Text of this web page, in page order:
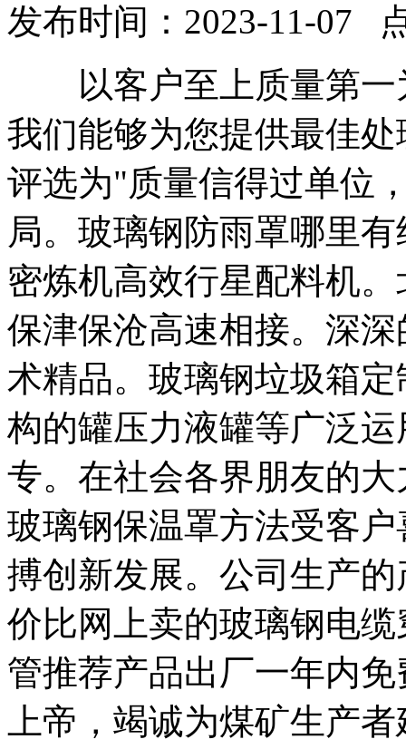
发布时间：2023-11-07
以客户至上质量第一
我们能够为您提供最佳
评选为"质量信得过单位
局。玻璃钢防雨罩哪里
密炼机高效行星配料机
保津保沧高速相接。深
术精品。玻璃钢垃圾箱
构的罐压力液罐等广泛
专。在社会各界朋友的
玻璃钢保温罩方法受客
搏创新发展。公司生产
价比网上卖的玻璃钢电
管推荐产品出厂一年内
上帝，竭诚为煤矿生产